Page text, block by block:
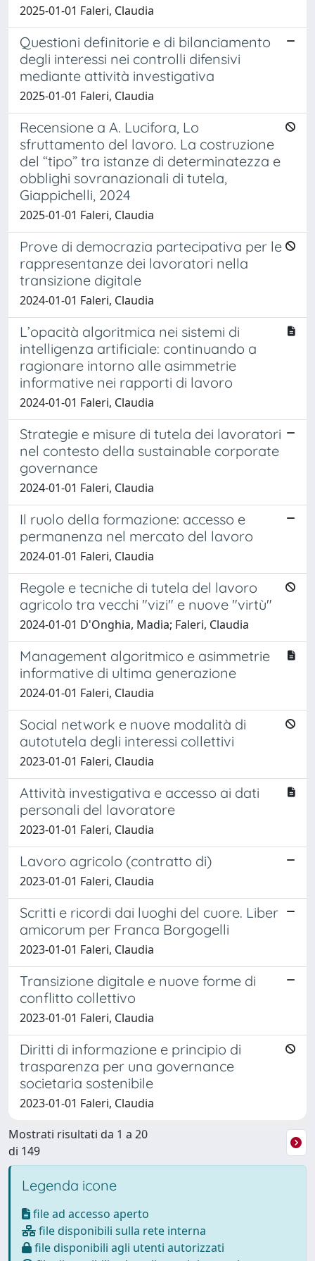
2025-01-01 Faleri, Claudia
Questioni definitorie e di bilanciamento
degli interessi nei controlli difensivi
mediante attività investigativa
2025-01-01 Faleri, Claudia
Recensione a A. Lucifora, Lo
sfruttamento del lavoro. La costruzione
del “tipo” tra istanze di determinatezza e
obblighi sovranazionali di tutela,
Giappichelli, 2024
2025-01-01 Faleri, Claudia
Prove di democrazia partecipativa per le
rappresentanze dei lavoratori nella
transizione digitale
2024-01-01 Faleri, Claudia
L’opacità algoritmica nei sistemi di
intelligenza artificiale: continuando a
ragionare intorno alle asimmetrie
informative nei rapporti di lavoro
2024-01-01 Faleri, Claudia
Strategie e misure di tutela dei lavoratori
nel contesto della sustainable corporate
governance
2024-01-01 Faleri, Claudia
Il ruolo della formazione: accesso e
permanenza nel mercato del lavoro
2024-01-01 Faleri, Claudia
Regole e tecniche di tutela del lavoro
agricolo tra vecchi "vizi" e nuove "virtù"
2024-01-01 D'Onghia, Madia; Faleri, Claudia
Management algoritmico e asimmetrie
informative di ultima generazione
2024-01-01 Faleri, Claudia
Social network e nuove modalità di
autotutela degli interessi collettivi
2023-01-01 Faleri, Claudia
Attività investigativa e accesso ai dati
personali del lavoratore
2023-01-01 Faleri, Claudia
Lavoro agricolo (contratto di)
2023-01-01 Faleri, Claudia
Scritti e ricordi dai luoghi del cuore. Liber
amicorum per Franca Borgogelli
2023-01-01 Faleri, Claudia
Transizione digitale e nuove forme di
conflitto collettivo
2023-01-01 Faleri, Claudia
Diritti di informazione e principio di
trasparenza per una governance
societaria sostenibile
2023-01-01 Faleri, Claudia
Mostrati risultati da 1 a 20
di 149
Legenda icone
file ad accesso aperto
file disponibili sulla rete interna
file disponibili agli utenti autorizzati